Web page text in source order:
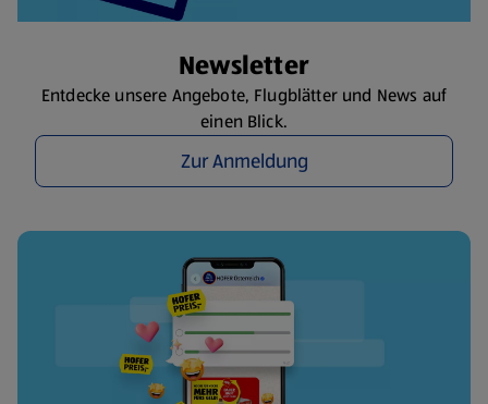
Newsletter
Entdecke unsere Angebote, Flugblätter und News auf
einen Blick.
Zur Anmeldung